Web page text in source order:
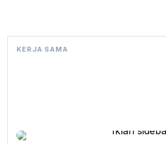
KERJA SAMA